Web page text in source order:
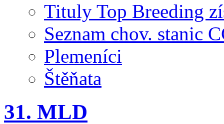
Tituly Top Breeding
Seznam chov. stanic
Plemeníci
Štěňata
31. MLD